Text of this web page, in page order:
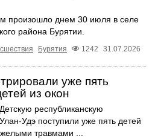
произошло днем 30 июля в селе
района Бурятии.
Бурятия 1242 31.07.2026
уже пять
из окон
республиканскую
Удэ поступили уже пять детей
травмами ...